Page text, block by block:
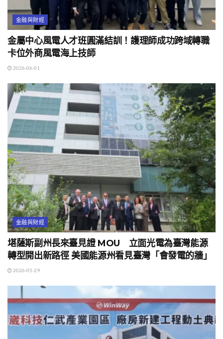
金融與財經
金屬中心風電人才班圓滿結訓！護理師成功跨域轉職
卡位外商風電海上技師
2026-06-01
金融與財經
堪薩斯副州長來臺見證 MOU 立面光電為臺灣能源
轉型開出新路徑 美國能源州看見臺灣「會發電的牆」
2026-05-29